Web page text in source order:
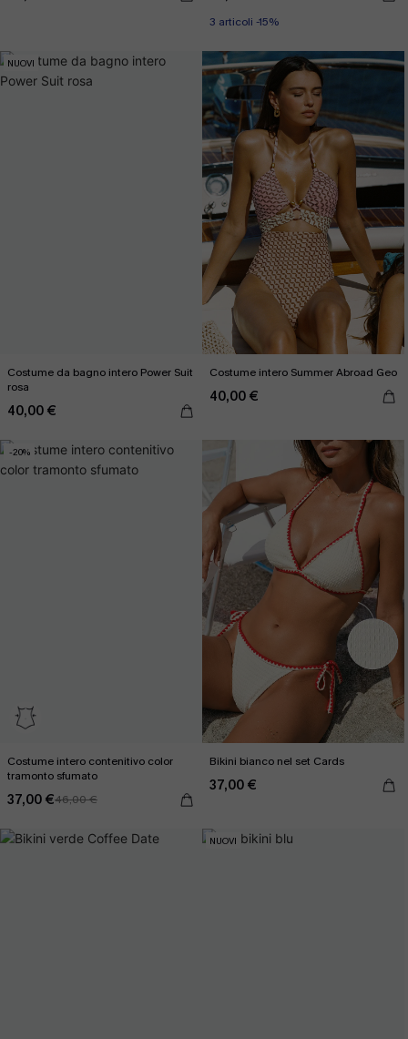
3 articoli -15%
NUOVI
Costume da bagno intero Power Suit
rosa
40,00 €
Costume intero Summer Abroad Geo
40,00 €
-20%
Costume intero contenitivo color
tramonto sfumato
37,00 €46,00 €
Bikini bianco nel set Cards
37,00 €
NUOVI